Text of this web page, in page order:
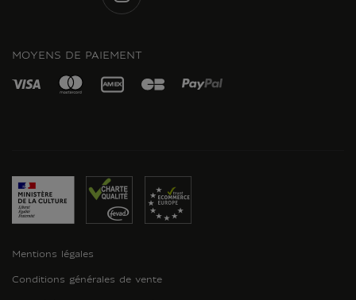
MOYENS DE PAIEMENT
Mentions légales
Conditions générales de vente